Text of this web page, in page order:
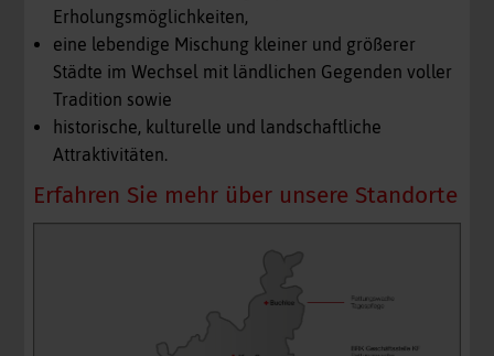
Erholungsmöglichkeiten,
eine lebendige Mischung kleiner und größerer
Städte im Wechsel mit ländlichen Gegenden voller
Tradition sowie
historische, kulturelle und landschaftliche
Attraktivitäten.
Erfahren Sie mehr über unsere Standorte